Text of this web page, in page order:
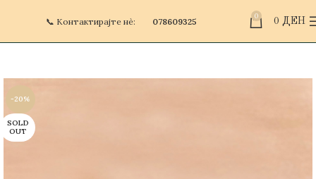
📞 Контактирајте нè: 078609325 0
0 ДЕН
-20%
SOLD
OUT